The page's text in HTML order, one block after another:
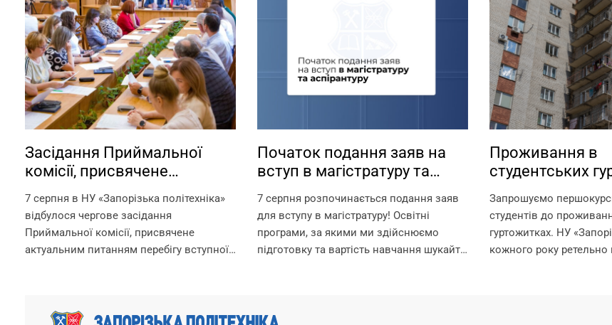
Засідання Приймальної
комісії, присвячене
перебігу вступної кампанії
2026 року
7 серпня в НУ «Запорізька політехніка»
відбулося чергове засідання
Приймальної комісії, присвячене
актуальним питанням перебігу вступної
комісії докладає максимум зусиль,
Початок подання заяв на
вступ в магістратуру та
7 серпня розпочинається подання заяв
для вступу в магістратуру! Освітні
програми, за якими ми здійснюємо
підготовку та вартість навчання шукайте
складання вступних іспитів в
Проживання в
студентських
Запрошуємо
студентів до
гуртожитках. НУ
кожного року ретельно